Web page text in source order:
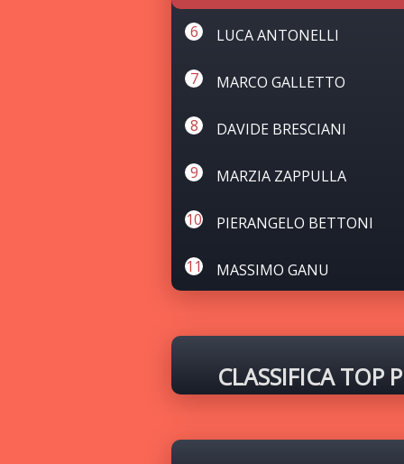
LUCA ANTONELLI
MARCO GALLETTO
DAVIDE BRESCIANI
MARZIA ZAPPULLA
PIERANGELO BETTONI
MASSIMO GANU
CLASSIFICA TOP